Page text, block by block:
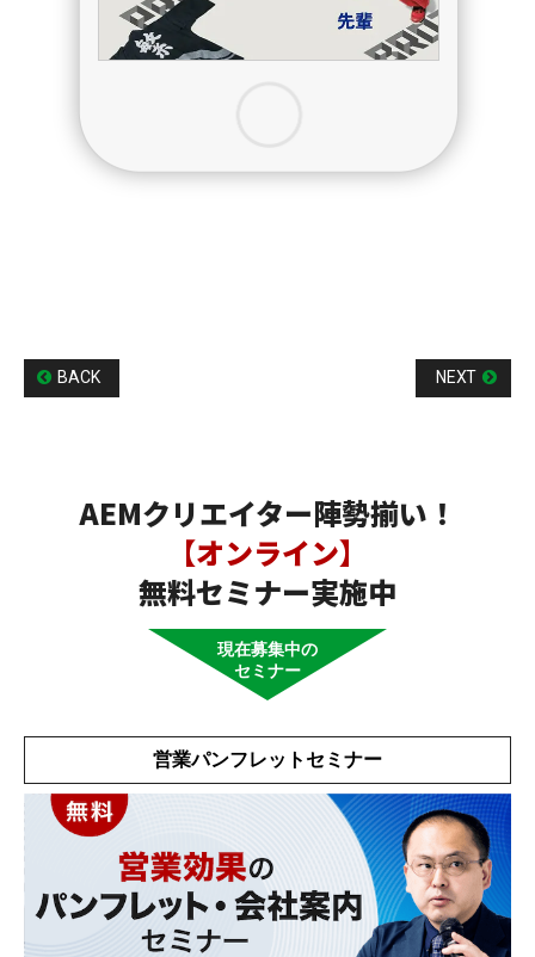
BACK NEXT
AEMクリエイター陣勢揃い！
【オンライン】
無料セミナー実施中
現在募集中の
セミナー
営業パンフレットセミナー